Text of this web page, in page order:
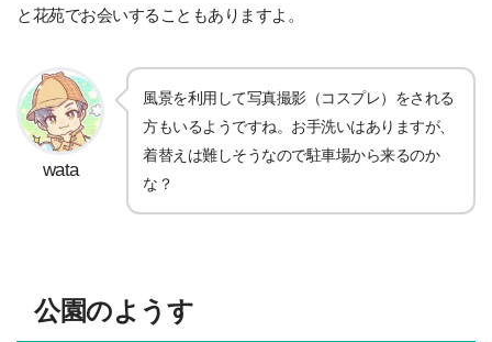
と花苑でお会いすることもありますよ。
wata
風景を利用して写真撮影（コスプレ）をされる
方もいるようですね。お手洗いはありますが、
着替えは難しそうなので駐車場から来るのか
な？
公園のようす